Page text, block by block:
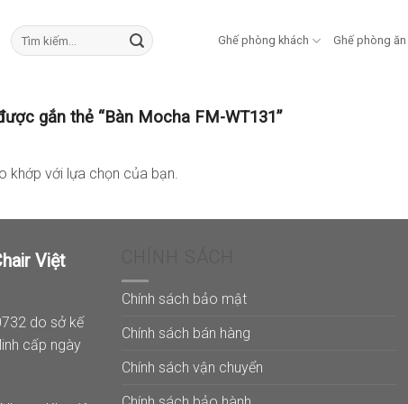
Tìm
kiếm:
Ghế phòng khách Ghế phòng ăn
gắn thẻ “Bàn Mocha FM-WT131”
khớp với lựa chọn của bạn.
Việt
do sở kế
cấp ngày
Chính sách bảo mật
Chính sách bán hàng
Chính sách vận chuyển